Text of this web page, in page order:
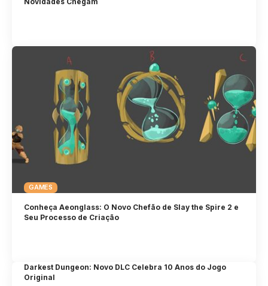
GAMES
Conheça Aeonglass: O Novo Chefão de Slay the Spire 2 e
Seu Processo de Criação
Darkest Dungeon: Novo DLC Celebra 10 Anos do Jogo
Original